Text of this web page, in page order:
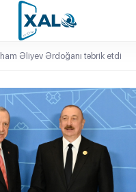
XALQ.ONLINE
ONLAYN PLATFORMA
İlham Əliyev Ərdoğanı təbrik etdi